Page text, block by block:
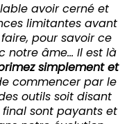
avoir cerné et
limitantes avant
pour savoir ce
notre âme… Il est là
simplement et
commencer par le
outils soit disant
sont payants et